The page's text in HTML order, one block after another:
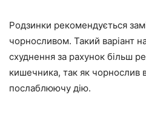
Родзинки рекомендується
чорносливом. Такий варіант
схуднення за рахунок більш
кишечника, так як чорнослив
послаблюючу дію.